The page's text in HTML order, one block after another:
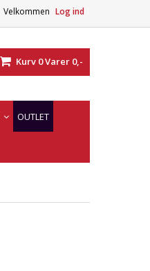
Velkommen Log ind
Kurv 0Varer 0,-
OUTLET